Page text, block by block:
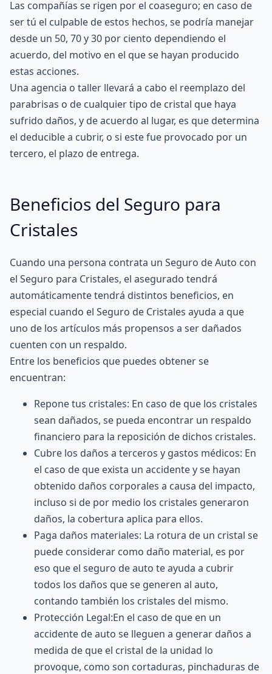
Las compañías se rigen por el coaseguro; en caso de
ser tú el culpable de estos hechos, se podría manejar
desde un 50, 70 y 30 por ciento dependiendo el
acuerdo, del motivo en el que se hayan producido
estas acciones.
Una agencia o taller llevará a cabo el reemplazo del
parabrisas o de cualquier tipo de cristal que haya
sufrido daños, y de acuerdo al lugar, es que determina
el deducible a cubrir, o si este fue provocado por un
tercero, el plazo de entrega.
Beneficios del Seguro para
Cristales
Cuando una persona contrata un Seguro de Auto con
el Seguro para Cristales, el asegurado tendrá
automáticamente tendrá distintos beneficios, en
especial cuando el Seguro de Cristales ayuda a que
uno de los artículos más propensos a ser dañados
cuenten con un respaldo.
Entre los beneficios que puedes obtener se
encuentran:
Repone tus cristales: En caso de que los cristales
sean dañados, se pueda encontrar un respaldo
financiero para la reposición de dichos cristales.
Cubre los daños a terceros y gastos médicos: En
el caso de que exista un accidente y se hayan
obtenido daños corporales a causa del impacto,
incluso si de por medio los cristales generaron
daños, la cobertura aplica para ellos.
Paga daños materiales: La rotura de un cristal se
puede considerar como daño material, es por
eso que el seguro de auto te ayuda a cubrir
todos los daños que se generen al auto,
contando también los cristales del mismo.
Protección Legal:En el caso de que en un
accidente de auto se lleguen a generar daños a
medida de que el cristal de la unidad lo
provoque, como son cortaduras, pinchaduras de